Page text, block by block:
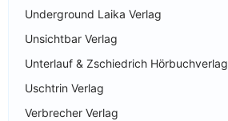
Underground Laika Verlag
Unsichtbar Verlag
Unterlauf & Zschiedrich Hörbuchverlag
Uschtrin Verlag
Verbrecher Verlag